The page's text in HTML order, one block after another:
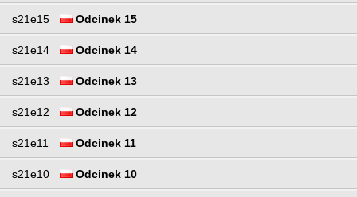
s21e15 Odcinek 15
s21e14 Odcinek 14
s21e13 Odcinek 13
s21e12 Odcinek 12
s21e11 Odcinek 11
s21e10 Odcinek 10